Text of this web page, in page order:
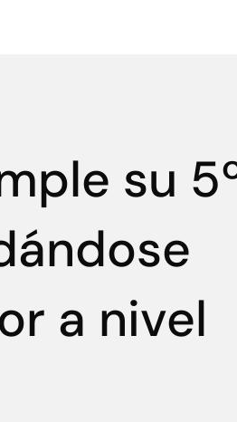
su
a nivel